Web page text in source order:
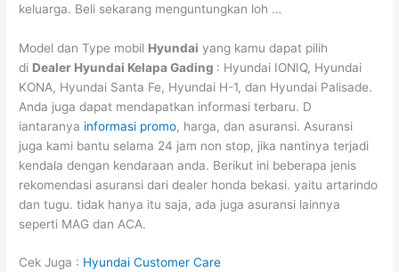
keluarga. Beli sekarang menguntungkan loh …
Model dan Type mobil Hyundai yang kamu dapat pilih
di Dealer Hyundai Kelapa Gading : Hyundai IONIQ, Hyundai
KONA, Hyundai Santa Fe, Hyundai H-1, dan Hyundai Palisade.
Anda juga dapat mendapatkan informasi terbaru. D
iantaranya informasi promo, harga, dan asuransi. Asuransi
juga kami bantu selama 24 jam non stop, jika nantinya terjadi
kendala dengan kendaraan anda. Berikut ini beberapa jenis
rekomendasi asuransi dari dealer honda bekasi. yaitu artarindo
dan tugu. tidak hanya itu saja, ada juga asuransi lainnya
seperti MAG dan ACA.
Cek Juga : Hyundai Customer Care